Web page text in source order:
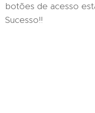
botões de acesso
Sucesso!!